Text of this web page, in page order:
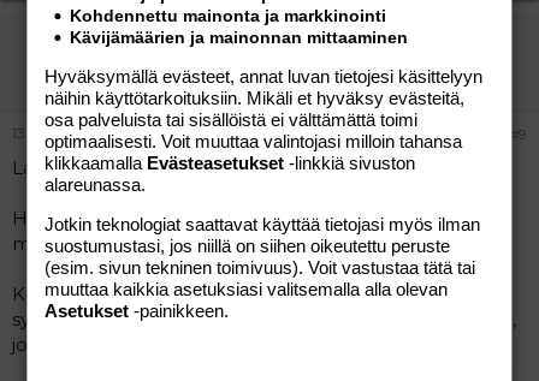
webmama
Aktiivinen jäsen
13.09.2005 #9
Lapset 5, 3 ja 2v. Ovat kotona isukin kanssa.
Heräävät klo 7-8 ja syövät aamupalaksi
maitokaakaota/maitoa ja yleensä muroja tai hedelmää.
Kerhopäiviä viikossa 4 eli sen rytmin mukaan välipalat
syödään yleensä kerhossa (n. klo 10) - hedelmää, leipää,
jogurttia, mehua tms.
Kohdennettu mainonta ja markkinointi
Kävijämäärien ja mainonnan mittaaminen
Hyväksymällä evästeet, annat luvan tietojesi käsittelyyn
näihin käyttötarkoituksiin. Mikäli et hyväksy evästeitä,
osa palveluista tai sisällöistä ei välttämättä toimi
optimaalisesti. Voit muuttaa valintojasi milloin tahansa
klikkaamalla Evästeasetukset -linkkiä sivuston
alareunassa.
Jotkin teknologiat saattavat käyttää tietojasi myös ilman
suostumustasi, jos niillä on siihen oikeutettu peruste
(esim. sivun tekninen toimivuus). Voit vastustaa tätä tai
muuttaa kaikkia asetuksiasi valitsemalla alla olevan
Asetukset -painikkeen.